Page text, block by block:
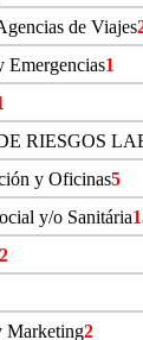
de Viajes
Emergencias1
RIESGOS
y Oficinas5
y/o Sanitária
2
Marketing2